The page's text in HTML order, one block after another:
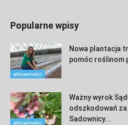
Popularne wpisy
aktualności
Nowa plantacja
pomóc roślinom
aktualności
Ważny wyrok
odszkodowań
Sadownicy...